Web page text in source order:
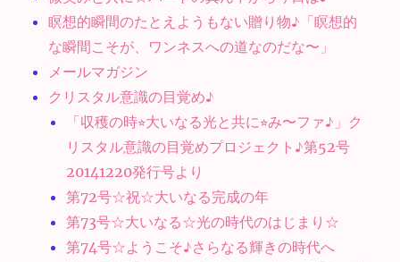
瞑想的瞬間のたとえようもない贈り物♪「瞑想的
な瞬間こそが、ワンネスへの道なのだな〜」
メールマガジン
クリスタル意識の目覚め♪
「収穫の時⭐︎大いなる光と共に⭐︎み〜ファ♪」ク
リスタル意識の目覚めプロジェクト♪第52号
20141220発行号より
第72号☆祝☆大いなる完成の年
第73号☆大いなる☆光の時代のはじまり☆
第74号☆ようこそ♪さらなる輝きの時代へ